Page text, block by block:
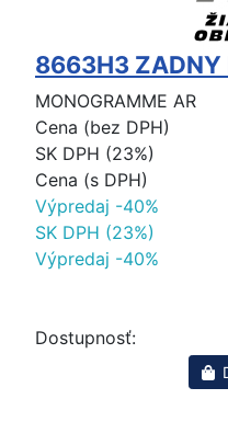
8663H3 ZADNY
MONOGRAMME AR
Cena (bez DPH)
SK DPH (23%)
Cena (s DPH)
Výpredaj -40%
SK DPH (23%)
Výpredaj -40%
Dostupnosť: